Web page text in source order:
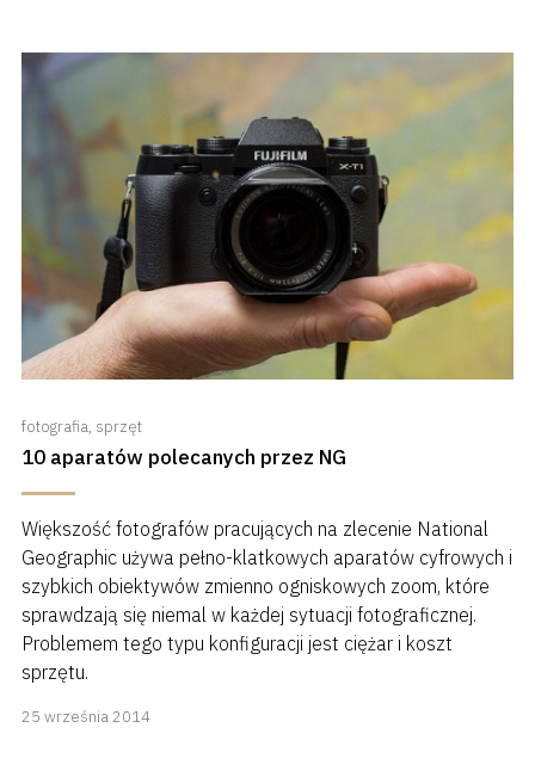
fotografia, sprzęt
10 aparatów polecanych przez NG
Większość fotografów pracujących na zlecenie National
Geographic używa pełno-klatkowych aparatów cyfrowych i
szybkich obiektywów zmienno ogniskowych zoom, które
sprawdzają się niemal w każdej sytuacji fotograficznej.
Problemem tego typu konfiguracji jest ciężar i koszt
sprzętu.
25 września 2014